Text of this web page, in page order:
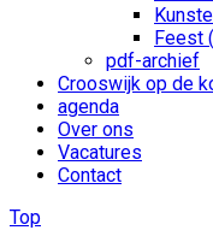
Feest
pdf-archief
Crooswijk op de
agenda
Over ons
Vacatures
Contact
Top